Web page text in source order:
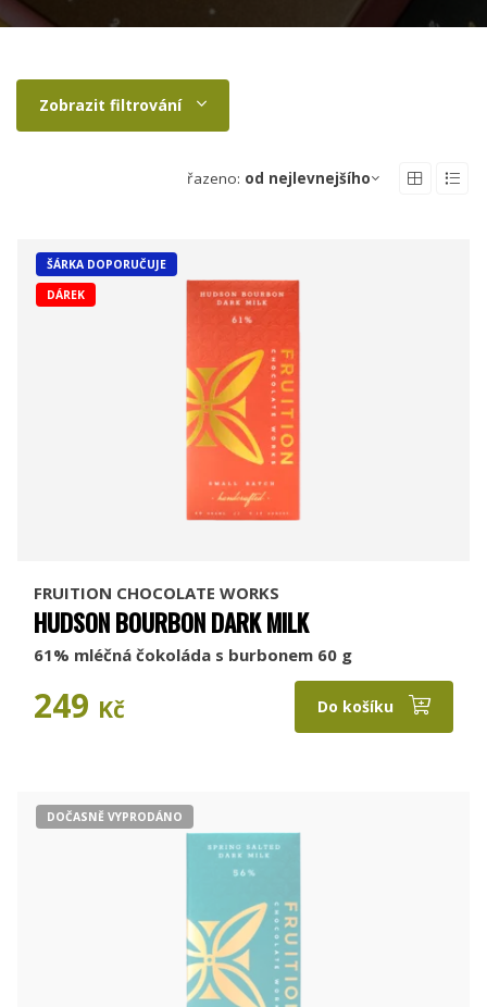
Zobrazit filtrování
řazeno: od nejlevnejšího
ŠÁRKA DOPORUČUJE
DÁREK
FRUITION CHOCOLATE WORKS
HUDSON BOURBON DARK MILK
61% mléčná čokoláda s burbonem 60 g
249 Kč Do košíku
DOČASNĚ VYPRODÁNO